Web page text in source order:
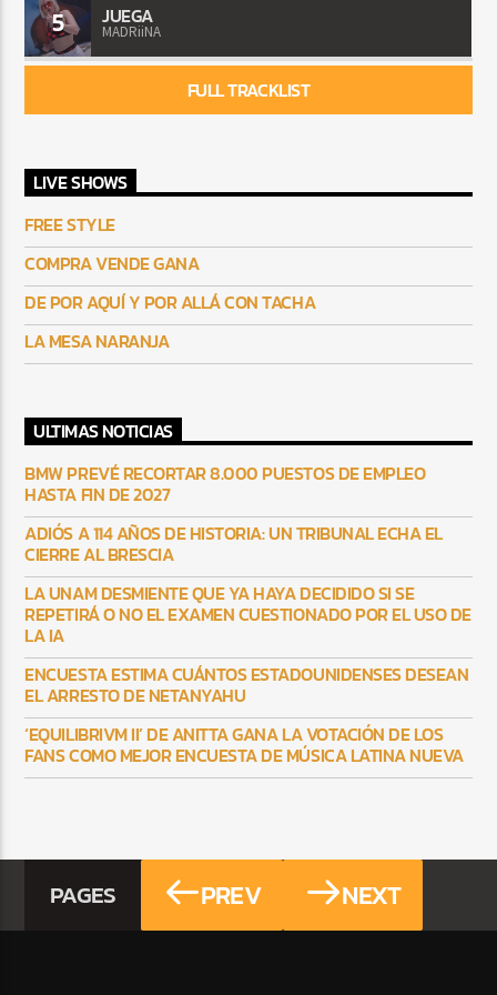
5 JUEGA
MADRiiNA
FULL TRACKLIST
LIVE SHOWS
FREE STYLE
COMPRA VENDE GANA
DE POR AQUÍ Y POR ALLÁ CON TACHA
LA MESA NARANJA
ULTIMAS NOTICIAS
BMW PREVÉ RECORTAR 8.000 PUESTOS DE EMPLEO
HASTA FIN DE 2027
ADIÓS A 114 AÑOS DE HISTORIA: UN TRIBUNAL ECHA EL
CIERRE AL BRESCIA
LA UNAM DESMIENTE QUE YA HAYA DECIDIDO SI SE
REPETIRÁ O NO EL EXAMEN CUESTIONADO POR EL USO DE
LA IA
ENCUESTA ESTIMA CUÁNTOS ESTADOUNIDENSES DESEAN
EL ARRESTO DE NETANYAHU
‘EQUILIBRIVM II’ DE ANITTA GANA LA VOTACIÓN DE LOS
FANS COMO MEJOR ENCUESTA DE MÚSICA LATINA NUEVA
PAGES PREV NEXT